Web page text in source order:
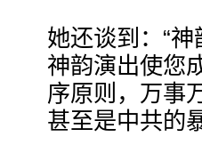
她还谈到：“
神韵演出使您
序原则，万事
甚至是中共的